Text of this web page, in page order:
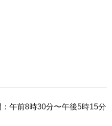
：午前8時30分〜午後5時15